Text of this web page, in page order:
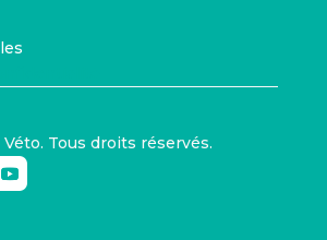
Tous droits réservés.